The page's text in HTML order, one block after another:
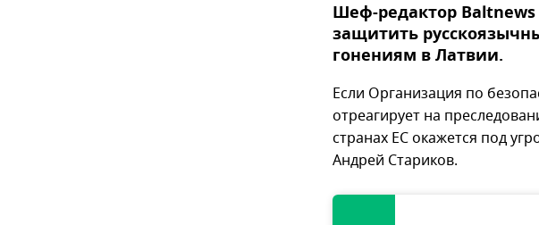
Шеф-редактор
защитить
гонениям в Латвии.
Если Организация по
отреагирует на
странах ЕС окажется под
Андрей Стариков.